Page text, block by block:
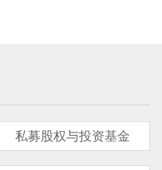
私募股权与投资基金